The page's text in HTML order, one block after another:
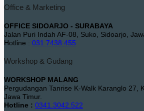
Office & Marketing
OFFICE SIDOARJO - SURABAYA
Jalan Puri Indah AF-08, Suko, Sidoarjo,
Hotline : 031.7438.455
Workshop & Gudang
WORKSHOP MALANG
Pergudangan Tanrise K-Walk Karanglo 27,
Jawa Timur.
Hotline : 0341.3042.522